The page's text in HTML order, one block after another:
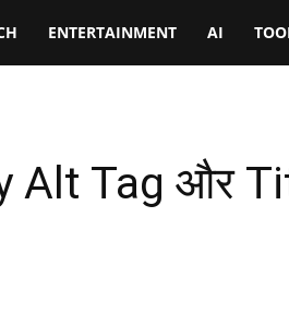
ENTERTAINMENT AI
Alt Tag और